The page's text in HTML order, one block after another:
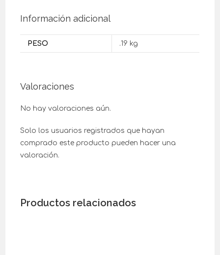
Información adicional
PESO .19 kg
Valoraciones
No hay valoraciones aún.
Solo los usuarios registrados que hayan
comprado este producto pueden hacer una
valoración.
Productos relacionados